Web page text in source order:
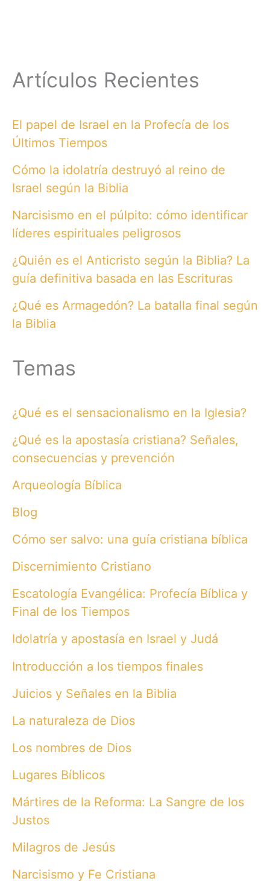
Artículos Recientes
El papel de Israel en la Profecía de los
Últimos Tiempos
Cómo la idolatría destruyó al reino de
Israel según la Biblia
Narcisismo en el púlpito: cómo identificar
líderes espirituales peligrosos
¿Quién es el Anticristo según la Biblia? La
guía definitiva basada en las Escrituras
¿Qué es Armagedón? La batalla final según
la Biblia
Temas
¿Qué es el sensacionalismo en la Iglesia?
¿Qué es la apostasía cristiana? Señales,
consecuencias y prevención
Arqueología Bíblica
Blog
Cómo ser salvo: una guía cristiana bíblica
Discernimiento Cristiano
Escatología Evangélica: Profecía Bíblica y
Final de los Tiempos
Idolatría y apostasía en Israel y Judá
Introducción a los tiempos finales
Juicios y Señales en la Biblia
La naturaleza de Dios
Los nombres de Dios
Lugares Bíblicos
Mártires de la Reforma: La Sangre de los
Justos
Milagros de Jesús
Narcisismo y Fe Cristiana